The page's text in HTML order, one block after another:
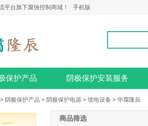
平台旗下腐蚀控制商城！ 手机版
保护产品 阴极保护安装服务
> 阴极保护产品 > 阴极保护电源 > 馈电设备 > 华腐隆辰
商品筛选